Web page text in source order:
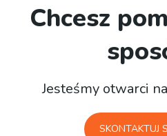
Chcesz
Jesteśmy otwarci
SKONTAKTUJ